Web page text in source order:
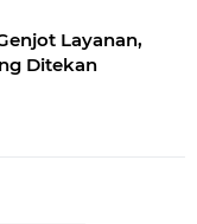
Layanan,
Ditekan